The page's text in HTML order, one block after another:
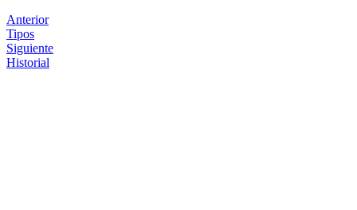
Anterior
Tipos
Siguiente
Historial